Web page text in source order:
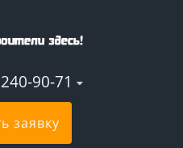
90-71
заявку